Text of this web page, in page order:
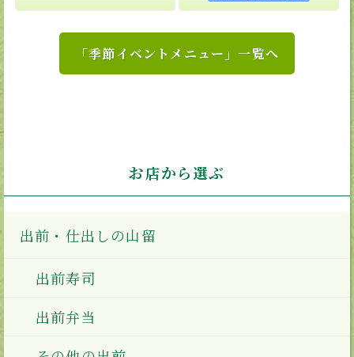
「季節イベントメニュー」一覧へ
お店から選ぶ
出前・仕出しの山留
出前寿司
出前弁当